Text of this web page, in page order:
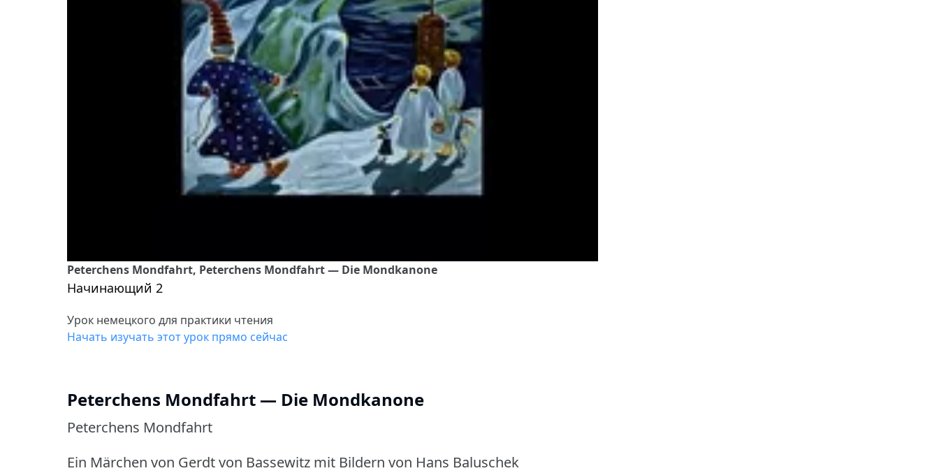
Peterchens Mondfahrt, Peterchens Mondfahrt — Die Mondkanone
Начинающий 2
Урок немецкого для практики чтения
Начать изучать этот урок прямо сейчас
Peterchens Mondfahrt — Die Mondkanone
Peterchens Mondfahrt
Ein Märchen von Gerdt von Bassewitz mit Bildern von Hans Baluschek